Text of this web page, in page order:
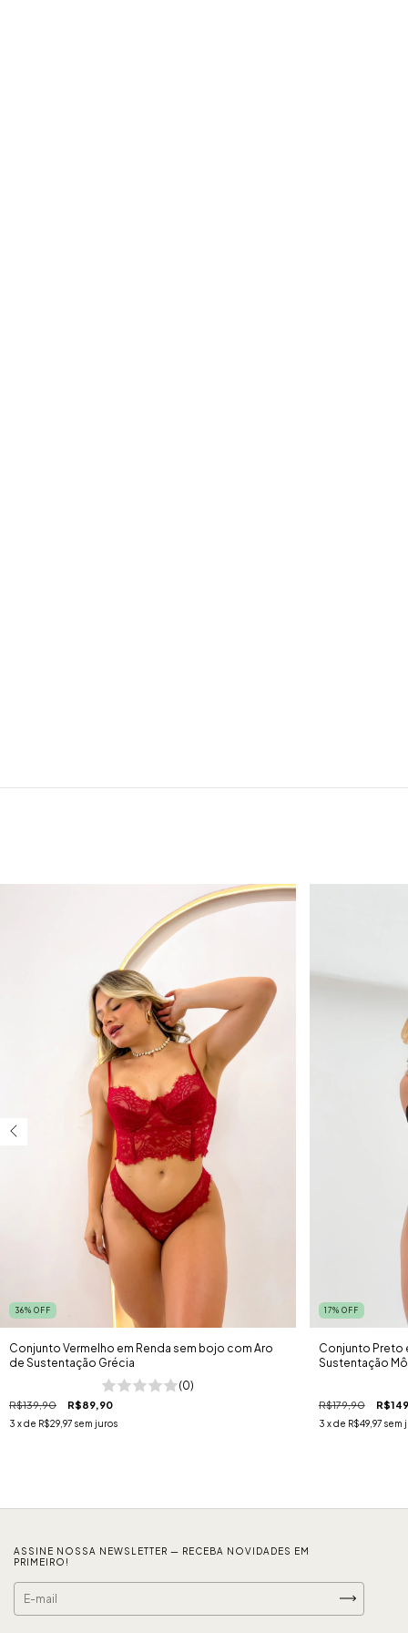
36% OFF
Conjunto Vermelho em Renda sem bojo com Aro
de Sustentação Grécia
(0)
R$139,90 R$89,90
3 x de R$29,97 sem juros
17% OFF
Conjunto Preto
Sustentação
R$179,90
3 x de R$49,97 sem
ASSINE NOSSA NEWSLETTER — RECEBA NOVIDADES EM
PRIMEIRO!